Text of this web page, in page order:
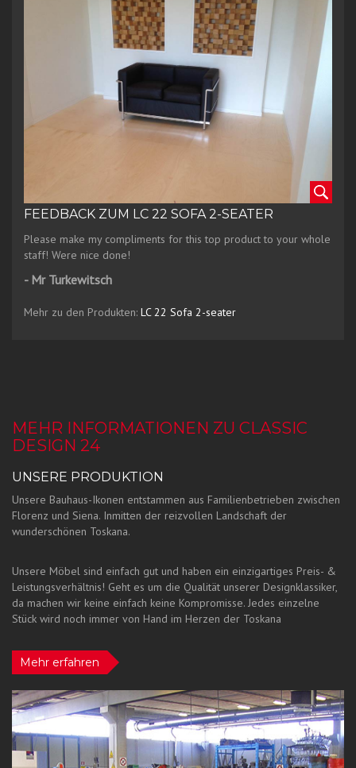
FEEDBACK ZUM LC 22 SOFA 2-SEATER
Please make my compliments for this top product to your whole
staff! Were nice done!
- Mr Turkewitsch
Mehr zu den Produkten: LC 22 Sofa 2-seater
MEHR INFORMATIONEN ZU CLASSIC
DESIGN 24
UNSERE PRODUKTION
Unsere Bauhaus-Ikonen entstammen aus Familienbetrieben zwischen
Florenz und Siena. Inmitten der reizvollen Landschaft der
wunderschönen Toskana.
Unsere Möbel sind einfach gut und haben ein einzigartiges Preis- &
Leistungsverhältnis! Geht es um die Qualität unserer Designklassiker,
da machen wir keine einfach keine Kompromisse. Jedes einzelne
Stück wird noch immer von Hand im Herzen der Toskana
Mehr erfahren